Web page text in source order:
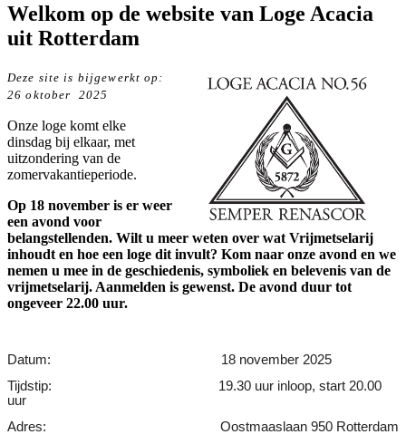
Welkom op de website van Loge Acacia
uit Rotterdam
Deze site is bijgewerkt op:
26 oktober 2025
Onze loge komt elke
dinsdag bij elkaar, met
uitzondering van de
zomervakantieperiode.
Op 18 november is er weer
een avond voor
belangstellenden. Wilt u meer weten over wat Vrijmetselarij
inhoudt en hoe een loge dit invult? Kom naar onze avond en we
nemen u mee in de geschiedenis, symboliek en belevenis van de
vrijmetselarij. Aanmelden is gewenst. De avond duur tot
ongeveer 22.00 uur.
Datum:
18 november 2025
Tijdstip:
19.30 uur inloop, start 20.00
uur
Adres:
Oostmaaslaan 950 Rotterdam